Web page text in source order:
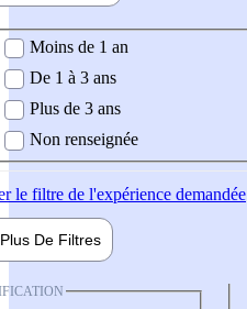
demandée
Moins de 1 an
De 1 à 3 ans
Plus de 3 ans
Non renseignée
le filtre de l'expérience demandée
Plus De Filtres